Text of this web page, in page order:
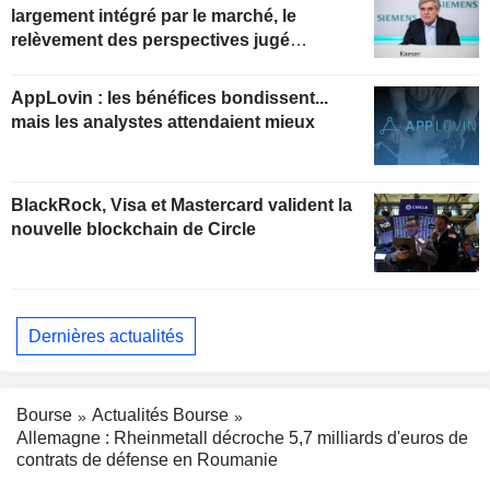
largement intégré par le marché, le
relèvement des perspectives jugé
actuelles
AppLovin : les bénéfices bondissent...
mais les analystes attendaient mieux
BlackRock, Visa et Mastercard valident la
nouvelle blockchain de Circle
Dernières actualités
Bourse
Actualités Bourse
Allemagne : Rheinmetall décroche 5,7 milliards d'euros de
contrats de défense en Roumanie